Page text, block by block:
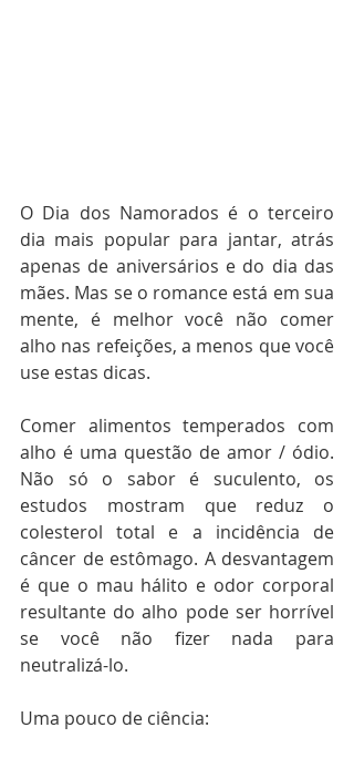
O Dia dos Namorados é o terceiro
dia mais popular para jantar, atrás
apenas de aniversários e do dia das
mães. Mas se o romance está em sua
mente, é melhor você não comer
alho nas refeições, a menos que você
use estas dicas.
Comer alimentos temperados com
alho é uma questão de amor / ódio.
Não só o sabor é suculento, os
estudos mostram que reduz o
colesterol total e a incidência de
câncer de estômago. A desvantagem
é que o mau hálito e odor corporal
resultante do alho pode ser horrível
se você não fizer nada para
neutralizá-lo.
Uma pouco de ciência: